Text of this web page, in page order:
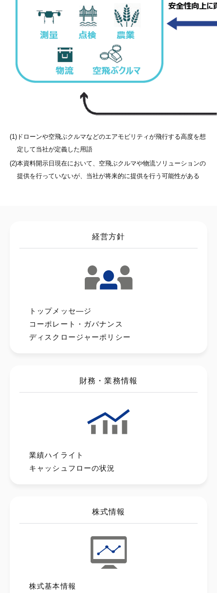
(1) ドローンや空飛ぶクルマなどのエアモビリティが飛行する高度を想
定して当社が定義した用語
(2)本資料開示日現在において、空飛ぶクルマや物流ソリューションの
提供を行っていないが、当社が将来的に提供を行う可能性がある
経営方針
トップメッセ―ジ
コーポレート・ガバナンス
ディスクロージャーポリシー
財務・業務情報
業績ハイライト
キャッシュフローの状況
株式情報
株式基本情報